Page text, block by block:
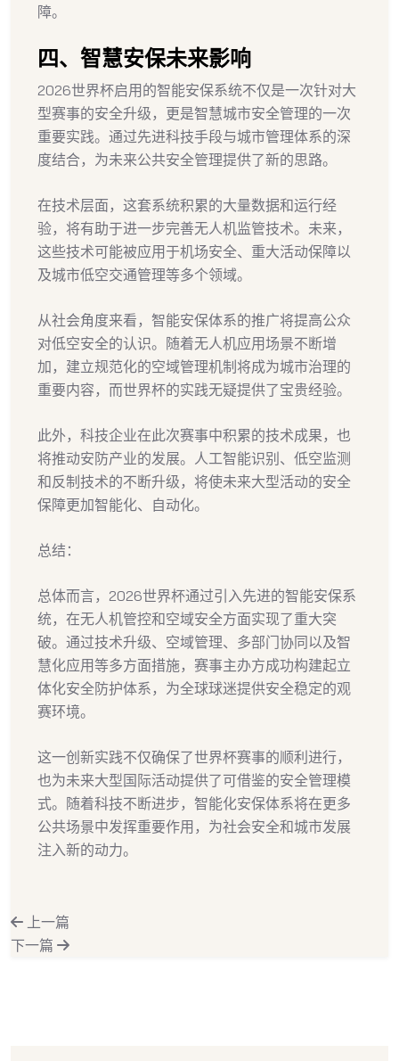
障。
四、智慧安保未来影响
2026世界杯启用的智能安保系统不仅是一次针对大
型赛事的安全升级，更是智慧城市安全管理的一次
重要实践。通过先进科技手段与城市管理体系的深
度结合，为未来公共安全管理提供了新的思路。
在技术层面，这套系统积累的大量数据和运行经
验，将有助于进一步完善无人机监管技术。未来，
这些技术可能被应用于机场安全、重大活动保障以
及城市低空交通管理等多个领域。
从社会角度来看，智能安保体系的推广将提高公众
对低空安全的认识。随着无人机应用场景不断增
加，建立规范化的空域管理机制将成为城市治理的
重要内容，而世界杯的实践无疑提供了宝贵经验。
此外，科技企业在此次赛事中积累的技术成果，也
将推动安防产业的发展。人工智能识别、低空监测
和反制技术的不断升级，将使未来大型活动的安全
保障更加智能化、自动化。
总结：
总体而言，2026世界杯通过引入先进的智能安保系
统，在无人机管控和空域安全方面实现了重大突
破。通过技术升级、空域管理、多部门协同以及智
慧化应用等多方面措施，赛事主办方成功构建起立
体化安全防护体系，为全球球迷提供安全稳定的观
赛环境。
这一创新实践不仅确保了世界杯赛事的顺利进行，
也为未来大型国际活动提供了可借鉴的安全管理模
式。随着科技不断进步，智能化安保体系将在更多
公共场景中发挥重要作用，为社会安全和城市发展
注入新的动力。
上一篇
下一篇